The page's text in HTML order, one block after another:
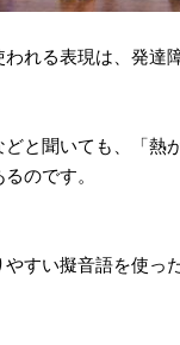
れる表現は、発達
と聞いても、「熱
のです。
すい擬音語を使っ